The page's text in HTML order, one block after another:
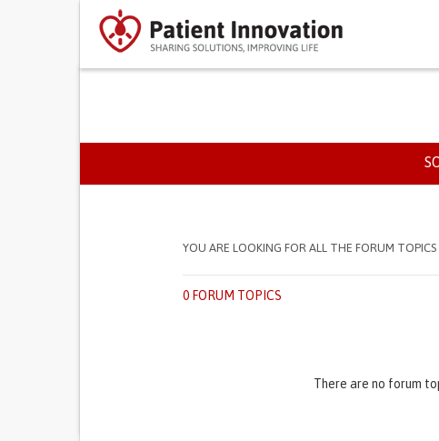
SEPARADORES
YOU ARE LOOKING FOR ALL THE FORUM
0 FORUM TOPICS
There are no forum